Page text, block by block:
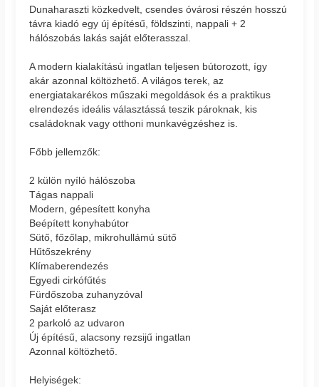
Dunaharaszti közkedvelt, csendes óvárosi részén hosszú
távra kiadó egy új építésű, földszinti, nappali + 2
hálószobás lakás saját előterasszal.
A modern kialakítású ingatlan teljesen bútorozott, így
akár azonnal költözhető. A világos terek, az
energiatakarékos műszaki megoldások és a praktikus
elrendezés ideális választássá teszik pároknak, kis
családoknak vagy otthoni munkavégzéshez is.
Főbb jellemzők:
2 külön nyíló hálószoba
Tágas nappali
Modern, gépesített konyha
Beépített konyhabútor
Sütő, főzőlap, mikrohullámú sütő
Hűtőszekrény
Klímaberendezés
Egyedi cirkófűtés
Fürdőszoba zuhanyzóval
Saját előterasz
2 parkoló az udvaron
Új építésű, alacsony rezsijű ingatlan
Azonnal költözhető.
Helyiségek: